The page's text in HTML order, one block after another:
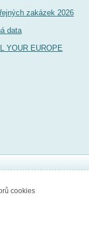
zakázek 2026
data
YOUR EUROPE
cookies